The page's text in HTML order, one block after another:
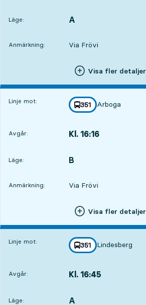
Läge:
LÄGE, A
,
Anmärkning: Via Frövi
Visa fler detaljer
Linje mot: linje
351
mot
Arboga
,
Avgår: Kl. 16:16
Läge:
LÄGE, B
,
Anmärkning: Via Frövi
Visa fler detaljer
Linje mot: linje
351
mot
Lindesberg
,
Avgår: Kl. 16:45
Läge:
LÄGE, A
,